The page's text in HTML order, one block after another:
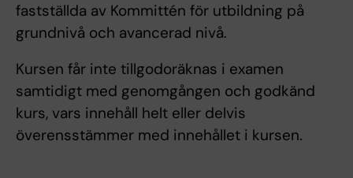
fastställda av Kommittén för utbildning på
grundnivå och avancerad nivå.
Kursen får inte tillgodoräknas i examen
samtidigt med genomgången och godkänd
kurs, vars innehåll helt eller delvis
överensstämmer med innehållet i kursen.